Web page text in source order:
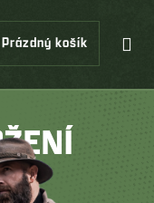
NÁKUPNÍ
KOŠÍK
Prázdný košík